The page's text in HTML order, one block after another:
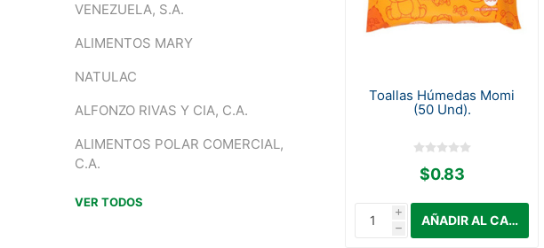
Toallas Húmedas Momi
(50 Und).
$0.83
i
h
VENEZUELA, S.A.
ALIMENTOS MARY
NATULAC
ALFONZO RIVAS Y CIA, C.A.
ALIMENTOS POLAR COMERCIAL,
C.A.
VER TODOS